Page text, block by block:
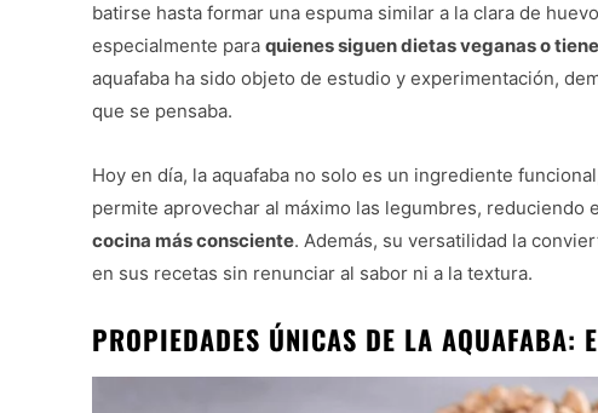
batirse hasta formar una espuma similar a la clara de
especialmente para quienes siguen dietas veganas o
aquafaba ha sido objeto de estudio y experimentación,
que se pensaba.
Hoy en día, la aquafaba no solo es un ingrediente
permite aprovechar al máximo las legumbres, reduciendo
cocina más consciente. Además, su versatilidad la
en sus recetas sin renunciar al sabor ni a la textura.
PROPIEDADES ÚNICAS DE LA AQUAFABA: